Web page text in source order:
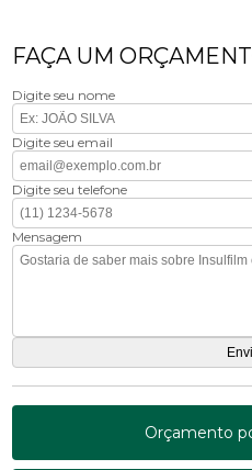
FAÇA UM
Digite seu nome
Digite seu email
Digite seu telefone
Mensagem
Orçamento